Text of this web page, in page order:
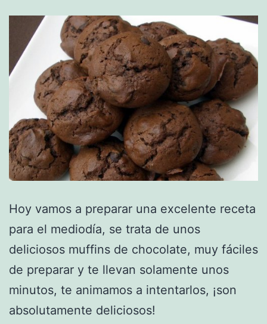
Hoy vamos a preparar una excelente receta
para el mediodía, se trata de unos
deliciosos muffins de chocolate, muy fáciles
de preparar y te llevan solamente unos
minutos, te animamos a intentarlos, ¡son
absolutamente deliciosos!